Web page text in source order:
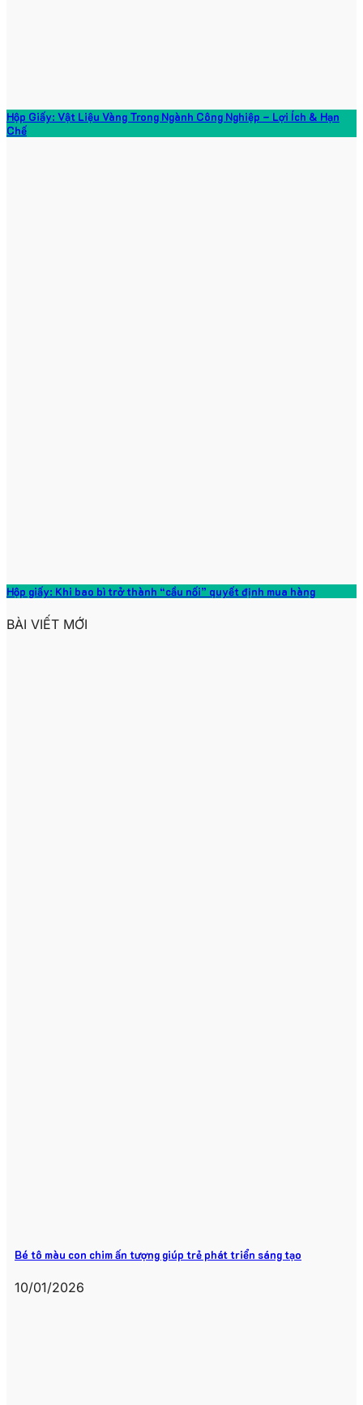
Hộp Giấy: Vật Liệu Vàng Trong Ngành Công Nghiệp – Lợi Ích & Hạn
Chế
Hộp giấy: Khi bao bì trở thành “cầu nối” quyết định mua hàng
BÀI VIẾT MỚI
Bé tô màu con chim ấn tượng giúp trẻ phát triển sáng tạo
10/01/2026